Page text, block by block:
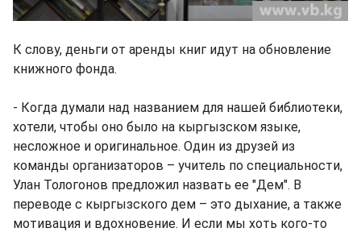
К слову, деньги от аренды книг идут на обновление
книжного фонда.
- Когда думали над названием для нашей библиотеки,
хотели, чтобы оно было на кыргызском языке,
несложное и оригинальное. Один из друзей из
команды организаторов – учитель по специальности,
Улан Тологонов предложил назвать ее "Дем". В
переводе с кыргызского дем – это дыхание, а также
мотивация и вдохновение. И если мы хоть кого-то